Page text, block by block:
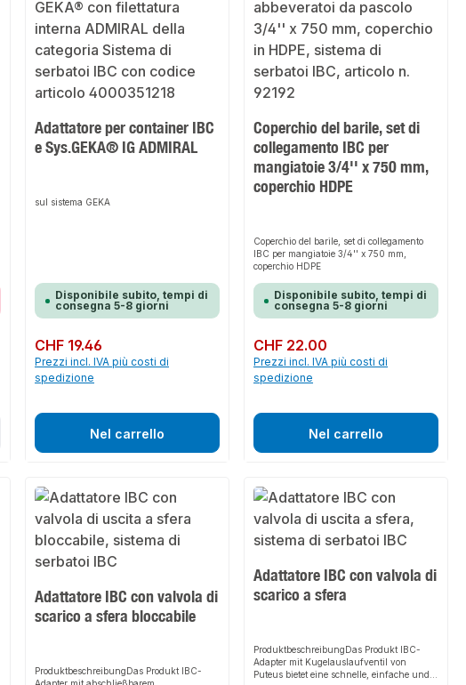
Adattatore per container IBC
e Sys.GEKA® IG ADMIRAL
sul sistema GEKA
Disponibile subito, tempi di
consegna 5-8 giorni
Prezzo normale:
CHF 19.46
Prezzi incl. IVA più costi di
spedizione
Nel carrello
Coperchio del barile, set di
collegamento IBC per
mangiatoie 3/4'' x 750 mm,
coperchio HDPE
Coperchio del barile, set di collegamento
IBC per mangiatoie 3/4'' x 750 mm,
coperchio HDPE
Disponibile subito, tempi di
consegna 5-8 giorni
Prezzo normale:
CHF 22.00
Prezzi incl. IVA più costi di
spedizione
Nel carrello
Adattatore IBC con valvola di
scarico a sfera bloccabile
ProduktbeschreibungDas Produkt IBC-
Adattatore IBC con valvola di
scarico a sfera
ProduktbeschreibungDas Produkt IBC-
Adapter mit Kugelauslaufventil von
Puteus bietet eine schnelle, einfache und